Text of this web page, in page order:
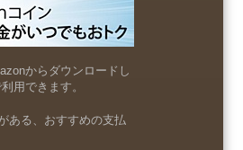
からダウンロードし
用できます。
ある、おすすめの支払